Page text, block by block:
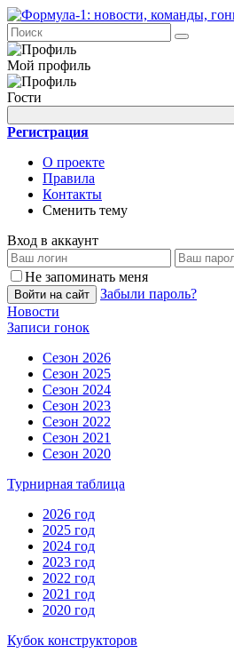
Мой профиль
Гости
Регистрация
О проекте
Правила
Контакты
Сменить тему
Вход в аккаунт
Не запоминать меня
Войти на сайт
Забыли пароль?
Новости
Записи гонок
Сезон 2026
Сезон 2025
Сезон 2024
Сезон 2023
Сезон 2022
Сезон 2021
Сезон 2020
Турнирная таблица
2026 год
2025 год
2024 год
2023 год
2022 год
2021 год
2020 год
Кубок конструкторов